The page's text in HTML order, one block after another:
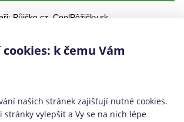
Půjčko.cz CoolPôžičky.sk
- Půjčka bez registračního poplatku
srovnávač půjček pro rok 2026
Orchestra, s.r.o. Ve spolupráci sÚspory.cz
informace | Informace o řazení
k čemu Vám
našich stránek zajišťují nutné cookies.
stránky vylepšit a Vy se na nich lépe